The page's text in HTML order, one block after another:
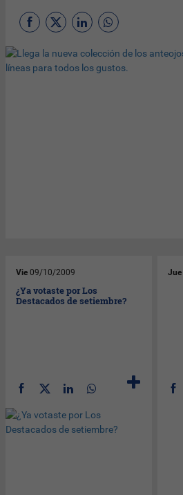
Vie 09/10/2009
¿Ya votaste por Los
Destacados de setiembre?
Jue